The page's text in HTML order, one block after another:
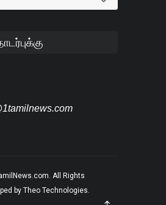
. All Rights
by Theo Technologies.